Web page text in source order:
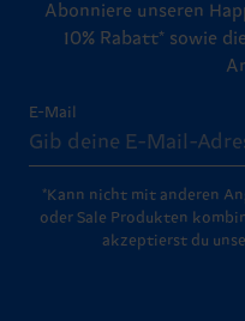
Abonniere unseren
10% Rabatt* sowie
E-Mail
*Kann nicht mit anderen
oder Sale Produkten
akzeptierst du